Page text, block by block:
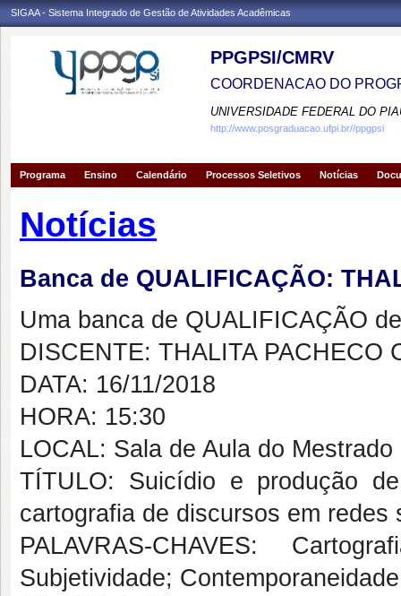
SIGAA - Sistema Integrado de Gestão de Atividades Acadêmicas
PPGPSI/CMRV
COORDENACAO DO
UNIVERSIDADE FEDERAL DO
http://www.posgraduacao.ufpi.br//ppgpsi
Programa Ensino Calendário Processos Seletivos Notícias
Notícias
Banca de QUALIFICAÇÃO:
Uma banca de QUALIFICAÇÃO
DISCENTE: THALITA PACHECO
DATA: 16/11/2018
HORA: 15:30
LOCAL: Sala de Aula do Mestrado
TÍTULO: Suicídio e produção
cartografia de discursos em redes
PALAVRAS-CHAVES:
Subjetividade; Contemporaneidade